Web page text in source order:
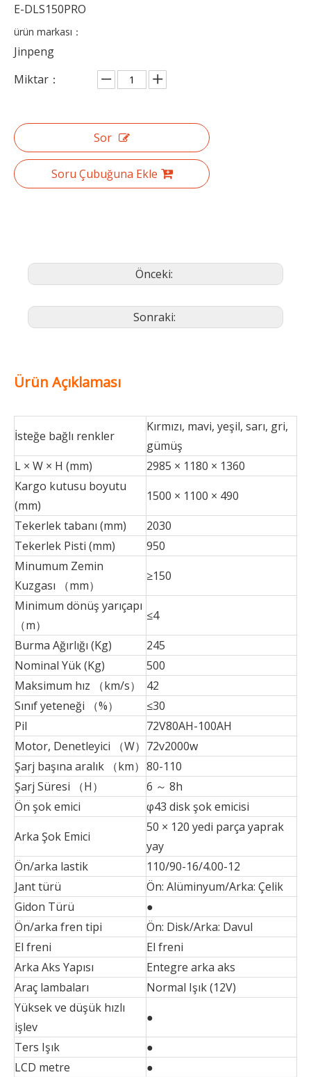
E-DLS150PRO
ürün markası：
Jinpeng
Miktar：
Sor
Soru Çubuğuna Ekle
Önceki:
Sonraki:
Ürün Açıklaması
İsteğe bağlı renkler
Kırmızı, mavi, yeşil, sarı, gri,
gümüş
L × W × H (mm)
2985 × 1180 × 1360
Kargo kutusu boyutu
(mm)
1500 × 1100 × 490
Tekerlek tabanı (mm)
2030
Tekerlek Pisti (mm)
950
Minumum Zemin
Kuzgası （mm）
≥150
Minimum dönüş yarıçapı
（m）
≤4
Burma Ağırlığı (Kg)
245
Nominal Yük (Kg)
500
Maksimum hız （km/s）
42
Sınıf yeteneği （%）
≤30
Pil
72V80AH-100AH
Motor, Denetleyici （W） 72v2000w
Şarj başına aralık （km） 80-110
Şarj Süresi （H）
6 ～ 8h
Ön şok emici
φ43 disk şok emicisi
Arka Şok Emici
50 × 120 yedi parça yaprak
yay
Ön/arka lastik
110/90-16/4.00-12
Jant türü
Ön: Alüminyum/Arka: Çelik
Gidon Türü
●
Ön/arka fren tipi
Ön: Disk/Arka: Davul
El freni
El freni
Arka Aks Yapısı
Entegre arka aks
Araç lambaları
Normal Işık (12V)
Yüksek ve düşük hızlı
işlev
●
Ters Işık
●
LCD metre
●